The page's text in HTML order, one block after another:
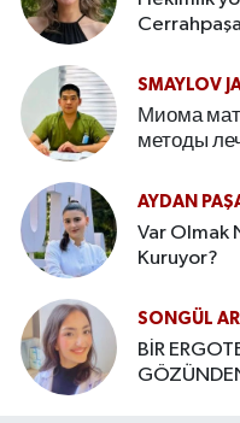
Cerrahpaşa
SMAYLOV
Миома
методы
AYDAN
Var Olmak
Kuruyor?
SONGÜL
BİR